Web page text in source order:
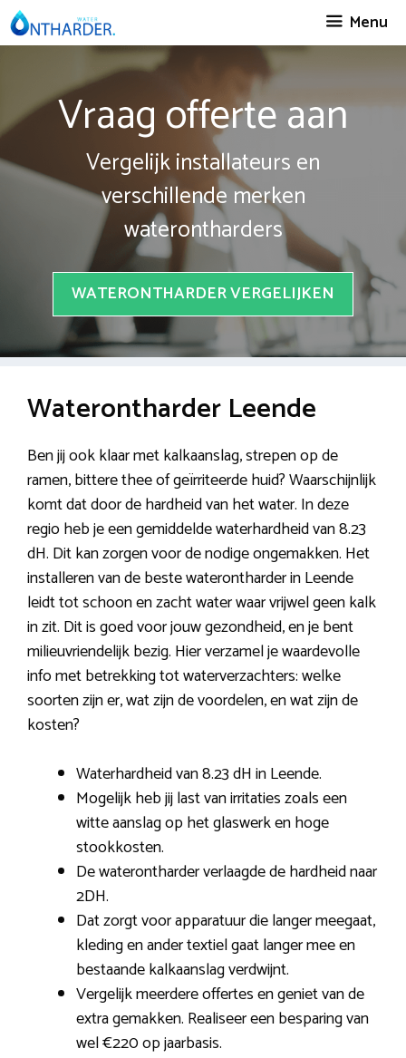
Spring
naar
Menu
Vraag offerte aan
Vergelijk installateurs en
verschillende merken
waterontharders
WATERONTHARDER VERGELIJKEN
Waterontharder Leende
Ben jij ook klaar met kalkaanslag, strepen op de
ramen, bittere thee of geïrriteerde huid? Waarschijnlijk
komt dat door de hardheid van het water. In deze
regio heb je een gemiddelde waterhardheid van 8.23
dH. Dit kan zorgen voor de nodige ongemakken. Het
installeren van de beste waterontharder in Leende
leidt tot schoon en zacht water waar vrijwel geen kalk
in zit. Dit is goed voor jouw gezondheid, en je bent
milieuvriendelijk bezig. Hier verzamel je waardevolle
info met betrekking tot waterverzachters: welke
soorten zijn er, wat zijn de voordelen, en wat zijn de
kosten?
Waterhardheid van 8.23 dH in Leende.
Mogelijk heb jij last van irritaties zoals een
witte aanslag op het glaswerk en hoge
stookkosten.
De waterontharder verlaagde de hardheid naar
2DH.
Dat zorgt voor apparatuur die langer meegaat,
kleding en ander textiel gaat langer mee en
bestaande kalkaanslag verdwijnt.
Vergelijk meerdere offertes en geniet van de
extra gemakken. Realiseer een besparing van
wel €220 op jaarbasis.